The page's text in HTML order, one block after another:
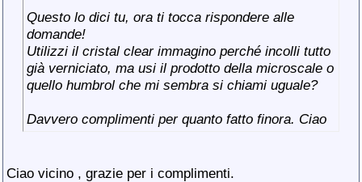
Questo lo dici tu, ora ti tocca rispondere alle
domande!
Utilizzi il cristal clear immagino perché incolli tutto
già verniciato, ma usi il prodotto della microscale o
quello humbrol che mi sembra si chiami uguale?
Davvero complimenti per quanto fatto finora. Ciao
Ciao vicino , grazie per i complimenti.